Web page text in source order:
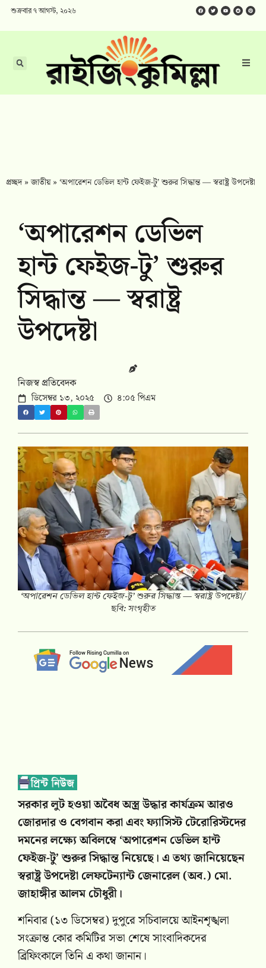
শুক্রবার ৭ আগস্ট, ২০২৬
প্রচ্ছদ»জাতীয়»‘অপারেশন ডেভিল হান্ট ফেইজ-টু’ শুরুর সিদ্ধান্ত — স্বরাষ্ট্র উপদেষ্টা
‘অপারেশন ডেভিল
হান্ট ফেইজ-টু’ শুরুর
সিদ্ধান্ত — স্বরাষ্ট্র
উপদেষ্টা
নিজস্ব প্রতিবেদক
ডিসেম্বর ১৩, ২০২৫ ৪:০৫ পিএম
‘অপারেশন ডেভিল হান্ট ফেইজ-টু’ শুরুর সিদ্ধান্ত — স্বরাষ্ট্র উপদেষ্টা/
ছবি: সংগৃহীত
সরকার লুট হওয়া অবৈধ অস্ত্র উদ্ধার কার্যক্রম আরও
জোরদার ও বেগবান করা এবং ফ্যাসিস্ট টেরোরিস্টদের
দমনের লক্ষ্যে অবিলম্বে ‘অপারেশন ডেভিল হান্ট
ফেইজ-টু’ শুরুর সিদ্ধান্ত নিয়েছে। এ তথ্য জানিয়েছেন
স্বরাষ্ট্র উপদেষ্টা লেফটেন্যান্ট জেনারেল (অব.) মো.
জাহাঙ্গীর আলম চৌধুরী।
শনিবার (১৩ ডিসেম্বর) দুপুরে সচিবালয়ে আইনশৃঙ্খলা
সংক্রান্ত কোর কমিটির সভা শেষে সাংবাদিকদের
ব্রিফিংকালে তিনি এ কথা জানান।